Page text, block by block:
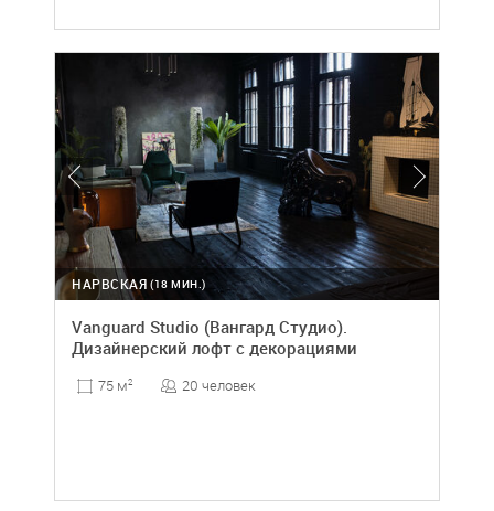
(18 МИН.)
НАРВСКАЯ
Vanguard Studio (Вангард Студио).
Дизайнерский лофт с декорациями
75 м2 20 человек